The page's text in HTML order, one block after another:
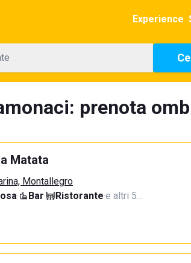
Experience
prenota
Matata
Montallegro
· Bar· Ristorante·e altri 5…